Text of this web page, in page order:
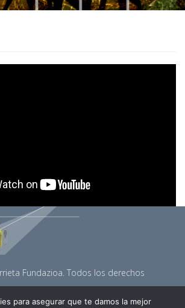
Fundazioa. Todos los derechos
para asegurar que te damos la mejor